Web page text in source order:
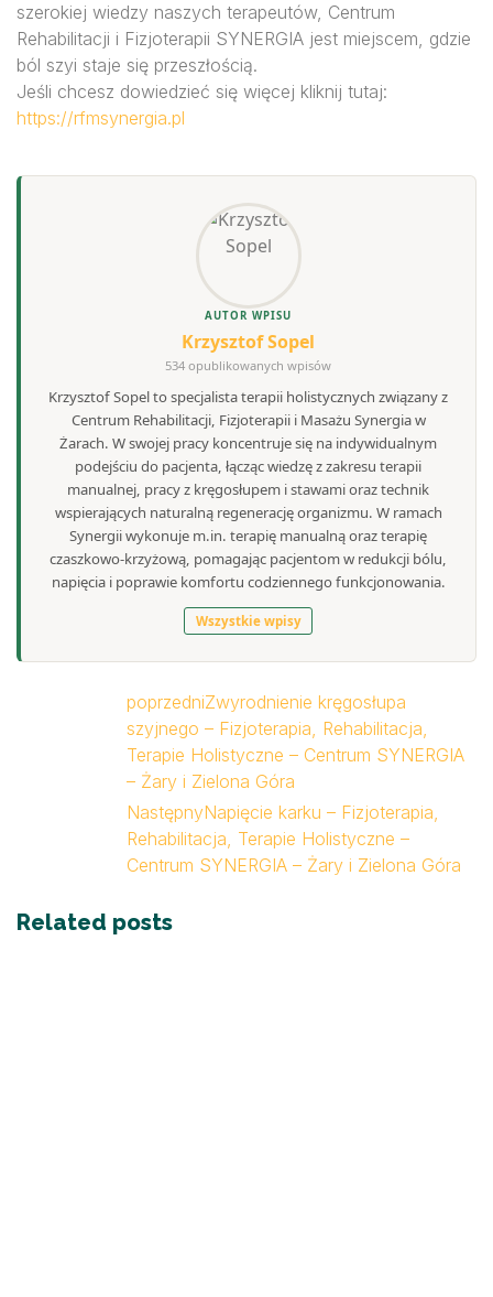
szerokiej wiedzy naszych terapeutów, Centrum
Rehabilitacji i Fizjoterapii SYNERGIA jest miejscem, gdzie
ból szyi staje się przeszłością.
Jeśli chcesz dowiedzieć się więcej kliknij tutaj:
https://rfmsynergia.pl
AUTOR WPISU
Krzysztof Sopel
534 opublikowanych wpisów
Krzysztof Sopel to specjalista terapii holistycznych związany z
Centrum Rehabilitacji, Fizjoterapii i Masażu Synergia w
Żarach. W swojej pracy koncentruje się na indywidualnym
podejściu do pacjenta, łącząc wiedzę z zakresu terapii
manualnej, pracy z kręgosłupem i stawami oraz technik
wspierających naturalną regenerację organizmu. W ramach
Synergii wykonuje m.in. terapię manualną oraz terapię
czaszkowo-krzyżową, pomagając pacjentom w redukcji bólu,
napięcia i poprawie komfortu codziennego funkcjonowania.
Wszystkie wpisy
poprzedniZwyrodnienie kręgosłupa
szyjnego – Fizjoterapia, Rehabilitacja,
Terapie Holistyczne – Centrum SYNERGIA
– Żary i Zielona Góra
NastępnyNapięcie karku – Fizjoterapia,
Rehabilitacja, Terapie Holistyczne –
Centrum SYNERGIA – Żary i Zielona Góra
Related posts